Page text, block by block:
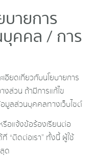
ายการ
คคล / การ
อียดเกี่ยวกับนโยบายการ
ส่วน ถ้ามีการแก้ไข
มูลส่วนบุคคลทางเว็บไซต์
อแจ้งข้อร้องเรียนต่อ
“ติดต่อเรา” ทั้งนี้ ผู้ใช้
ด